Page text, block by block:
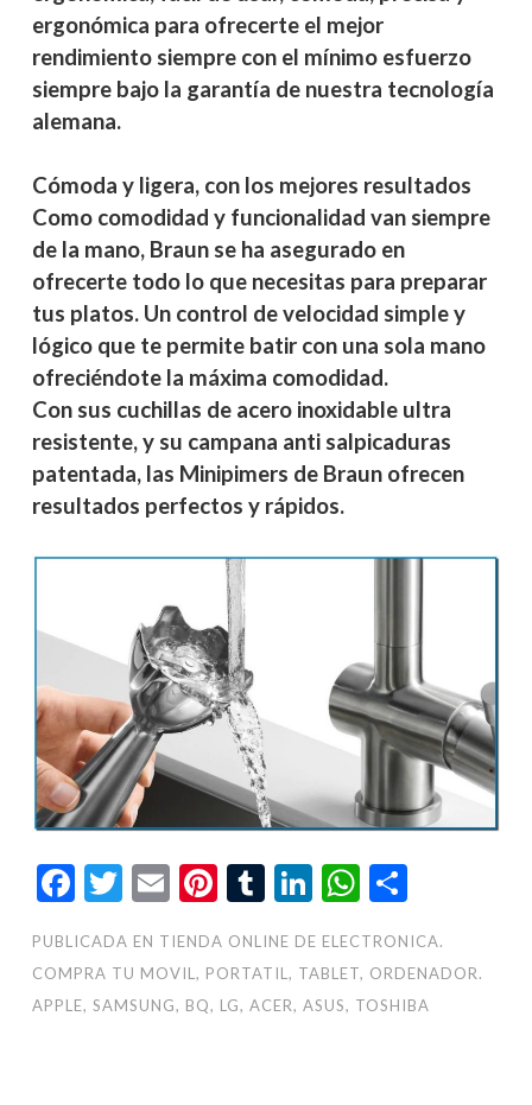
ergonómica para ofrecerte el mejor
rendimiento siempre con el mínimo esfuerzo
siempre bajo la garantía de nuestra tecnología
alemana.
Cómoda y ligera, con los mejores resultados
Como comodidad y funcionalidad van siempre
de la mano, Braun se ha asegurado en
ofrecerte todo lo que necesitas para preparar
tus platos. Un control de velocidad simple y
lógico que te permite batir con una sola mano
ofreciéndote la máxima comodidad.
Con sus cuchillas de acero inoxidable ultra
resistente, y su campana anti salpicaduras
patentada, las Minipimers de Braun ofrecen
resultados perfectos y rápidos.
Facebook
Twitter
EmailPinterest
Tumblr
LinkedIn
PUBLICADA EN TIENDA ONLINE DE ELECTRONICA.
COMPRA TU MOVIL, PORTATIL, TABLET, ORDENADOR.
APPLE, SAMSUNG, BQ, LG, ACER, ASUS, TOSHIBA